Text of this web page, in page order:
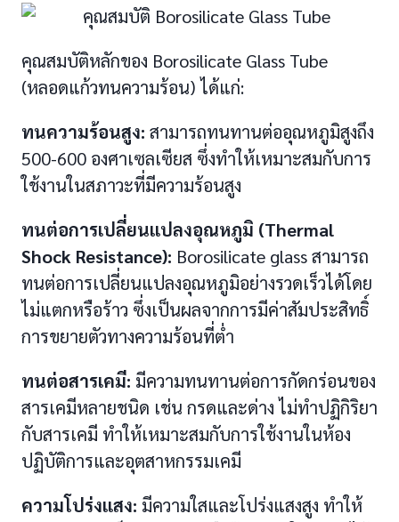
คุณสมบัติหลักของ Borosilicate Glass Tube
(หลอดแก้วทนความร้อน) ได้แก่:
ทนความร้อนสูง: สามารถทนทานต่ออุณหภูมิสูงถึง
500-600 องศาเซลเซียส ซึ่งทำให้เหมาะสมกับการ
ใช้งานในสภาวะที่มีความร้อนสูง
ทนต่อการเปลี่ยนแปลงอุณหภูมิ (Thermal
Shock Resistance): Borosilicate glass สามารถ
ทนต่อการเปลี่ยนแปลงอุณหภูมิอย่างรวดเร็วได้โดย
ไม่แตกหรือร้าว ซึ่งเป็นผลจากการมีค่าสัมประสิทธิ์
การขยายตัวทางความร้อนที่ต่ำ
ทนต่อสารเคมี: มีความทนทานต่อการกัดกร่อนของ
สารเคมีหลายชนิด เช่น กรดและด่าง ไม่ทำปฏิกิริยา
กับสารเคมี ทำให้เหมาะสมกับการใช้งานในห้อง
ปฏิบัติการและอุตสาหกรรมเคมี
ความโปร่งแสง: มีความใสและโปร่งแสงสูง ทำให้